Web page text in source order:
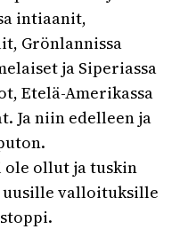
intiaanit,
Grönlannissa
ja Siperiassa
Etelä-Amerikassa
Ja niin edelleen ja
ole ollut ja tuskin
uusille valloituksille